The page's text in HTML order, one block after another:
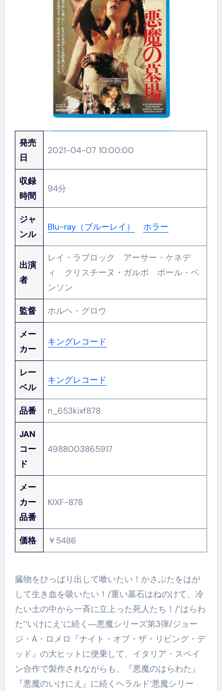
発売
日
2021-04-07 10:00:00
収録
時間
94分
ジャ
ンル
Blu-ray（ブルーレイ） ホラー
出演
者
レイ・ラブロック アーサー・ケネデ
ィ クリスチーヌ・ガルボ ポール・ベ
ンソン
監督 ホルヘ・グロウ
メー
カー
キングレコード
レー
ベル
キングレコード
品番 n_653kixf878
JAN
コー
ド
4988003865917
メー
カー
品番
KIXF-878
価格 ￥5486
臓物をひっぱり出して喰いたい！かさぶたをはが
して生き血を吸いたい！/重い墓石はねのけて、冷
たい土の中から一斉に立上った死人たち！/‘はらわ
た’‘いけにえ’に続く―悪魔シリーズ第3弾/ジョー
ジ・A・ロメロ『ナイト・オブ・ザ・リビング・デ
ッド』の大ヒットに便乗して、イタリア・スペイ
ン合作で製作されながらも、『悪魔のはらわた』
『悪魔のいけにえ』に続くヘラルド‘悪魔シリー